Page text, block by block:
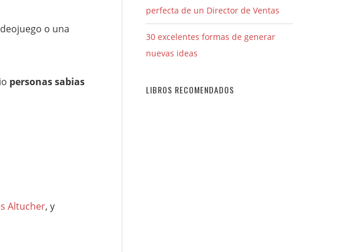
o una
personas sabias
Altucher, y
perfecta de un Director de Ventas
30 excelentes formas de generar
nuevas ideas
LIBROS RECOMENDADOS